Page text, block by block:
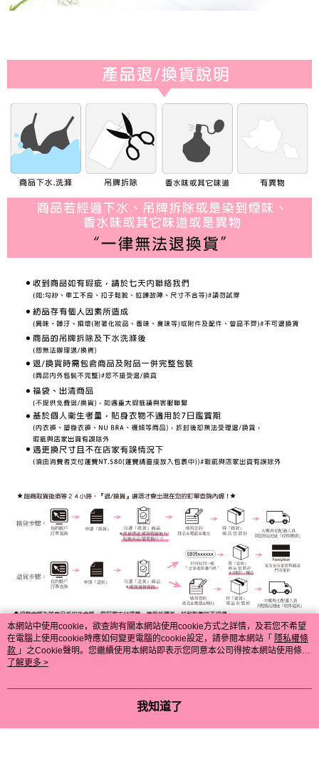
本網站中使用cookie，欲查詢有關本網站使用cookie方式之詳情，及若您不希望
在電腦上使用cookie時應如何變更電腦的cookie設定，請參閱本網站「 隱私權條
款 」之Cookie聲明。您繼續使用本網站即表示您同意本公司得按本網站使用條款
之Cookie聲明使用cookie。
了解更多 >
我知道了